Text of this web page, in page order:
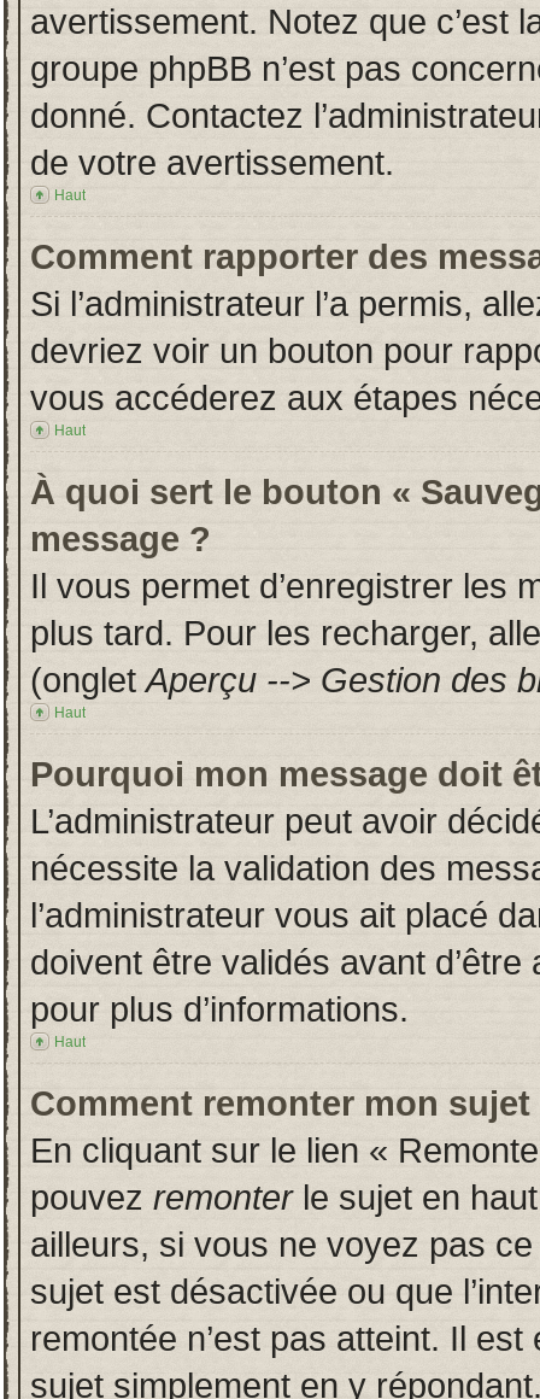
avertissement. Notez que c’est
groupe phpBB n’est pas
donné. Contactez
de votre avertissement.
Haut
Comment rapporter des
Si l’administrateur l’a permis,
devriez voir un bouton pour
vous accéderez aux étapes
Haut
À quoi sert le bouton «
message ?
Il vous permet d’enregistrer les
plus tard. Pour les recharger,
(ongletAperçu --> Gestion des
Haut
Pourquoi mon message doit
L’administrateur peut avoir
nécessite la validation des
l’administrateur vous ait placé
doivent être validés avant
pour plus d’informations.
Haut
Comment remonter mon sujet
En cliquant sur le lien «
pouvez remonterle sujet en
ailleurs, si vous ne voyez pas
sujet est désactivée ou que
remontée n’est pas atteint. Il
sujet simplement en y